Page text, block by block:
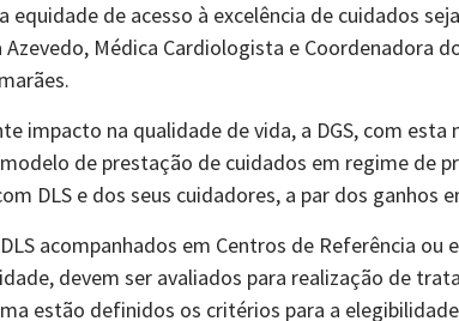
equidade de acesso à excelência de cuidados
Azevedo, Médica Cardiologista e Coordenadora
impacto na qualidade de vida, a DGS, com esta
de prestação de cuidados em regime de
DLS e dos seus cuidadores, a par dos ganhos
acompanhados em Centros de Referência ou
devem ser avaliados para realização de
estão definidos os critérios para a